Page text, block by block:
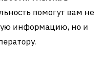
помогут вам не
информацию, но и